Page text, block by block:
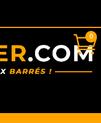
0